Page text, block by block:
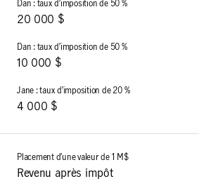
20 000 $
10 000 $
4 000 $
Revenu après impôt